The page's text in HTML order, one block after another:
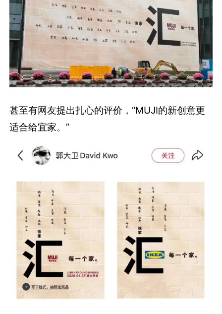
甚至有网友提出扎心的评价，“MUJI的新创意更
适合给宜家。”